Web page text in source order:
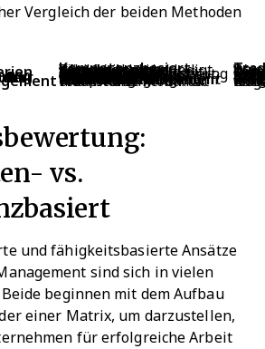
Vergleich der beiden Methoden
Kompetenzbasiert
Wie die Arbeit erledigt wird (Verhalten, Fähigkeiten und Kompetenzen) Was
Kompetenzen wie Kommunikation, Führung, Anpassungsfähigkeit Quantitative
Laufend und entwicklungsorientiert, mit Fokus auf Verhaltensverbesserung Periodisch (oft
Individualisiert auf Grundlage von Fähigkeits- oder Kompetenzlücken Häufig
Starke Betonung von organisatorischen Werten und Erwartungen Weniger an
Unterstützt Entscheidungen, indem über nachgewiesene Kompetenzen die Bereitschaft dargestellt wird Oft gesteuert
Fördert die Wachstumsmentalität und interne Mobilität Kann als strafend oder losgelöst von
vs.
und fähigkeitsbasierte Ansätze
sind sich in vielen
beginnen mit dem Aufbau
einer Matrix, um darzustellen,
für erfolgreiche Arbeit